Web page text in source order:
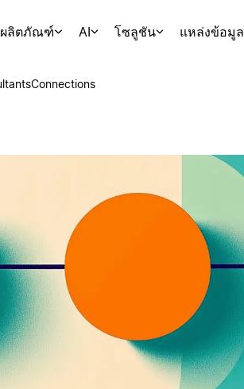
ผลิตภัณฑ์ AI โซลูชัน แหล่งข้อมูล
Connections